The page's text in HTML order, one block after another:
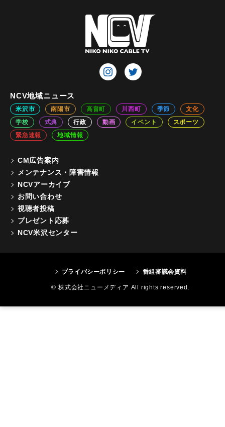
NCV地域ニュース
米沢市 南陽市 高畠町 川西町 季節
文化
学校
式典 行政 動画 イベント
スポーツ
緊急速報
地域情報
CM広告案内
メンテナンス・障害情報
NCVアーカイブ
お問い合わせ
視聴者投稿
プレゼント応募
NCV米沢センター
プライバシーポリシー 番組審議会資料
© 株式会社ニューメディア All rights reserved.